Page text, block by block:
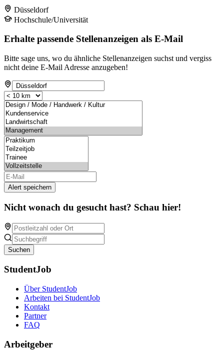
Düsseldorf
Hochschule/Universität
Erhalte passende Stellenanzeigen als E-Mail
Bitte sage uns, wo du ähnliche Stellenanzeigen suchst und vergiss
nicht deine E-Mail Adresse anzugeben!
Alert speichern
Nicht wonach du gesucht hast? Schau hier!
Suchen
StudentJob
Über StudentJob
Arbeiten bei StudentJob
Kontakt
Partner
FAQ
Arbeitgeber